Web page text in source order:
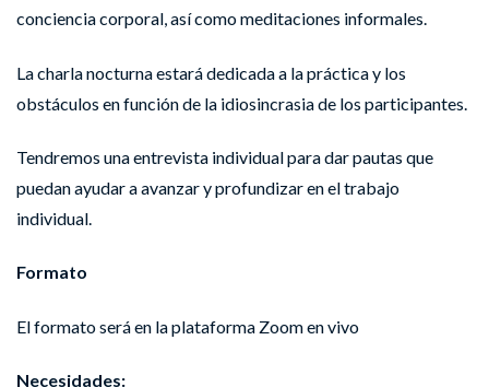
conciencia corporal, así como meditaciones informales.
La charla nocturna estará dedicada a la práctica y los
obstáculos en función de la idiosincrasia de los participantes.
Tendremos una entrevista individual para dar pautas que
puedan ayudar a avanzar y profundizar en el trabajo
individual.
Formato
El formato será en la plataforma Zoom en vivo
Necesidades: